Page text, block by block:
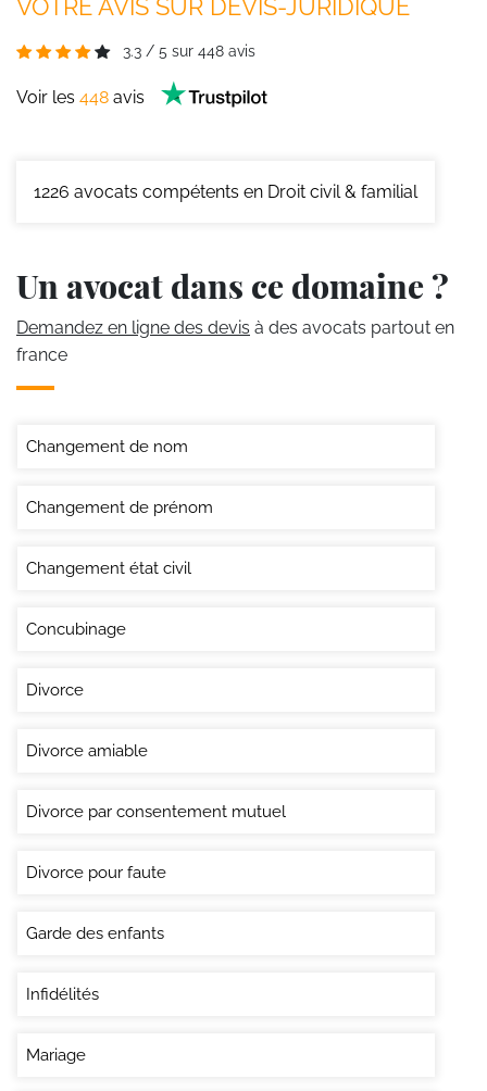
VOTRE AVIS SUR DEVIS-JURIDIQUE
3.3 / 5 sur 448 avis
Voir les 448 avis
1226 avocats compétents en Droit civil & familial
Un avocat dans ce domaine ?
Demandez en ligne des devis à des avocats partout en
france
Changement de nom
Changement de prénom
Changement état civil
Concubinage
Divorce
Divorce amiable
Divorce par consentement mutuel
Divorce pour faute
Garde des enfants
Infidélités
Mariage